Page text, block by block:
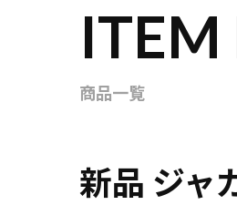
ITEM
商品一覧
新品 ジ